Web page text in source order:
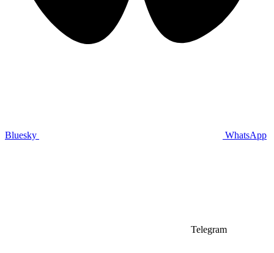
Bluesky WhatsApp
Telegram